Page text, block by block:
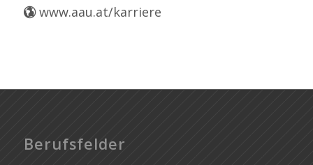
www.aau.at/karriere
Berufsfelder